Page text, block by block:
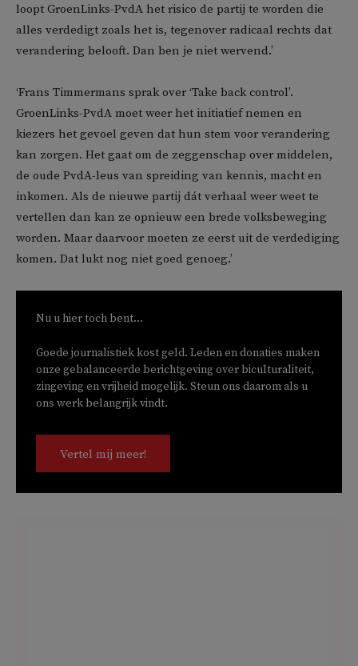
loopt GroenLinks-PvdA het risico de partij te worden die
alles verdedigt zoals het is, tegenover radicaal rechts dat
verandering belooft. Dan ben je niet wervend.’
‘Frans Timmermans sprak over ‘Take back control’.
GroenLinks-PvdA moet weer het initiatief nemen en
kiezers het gevoel geven dat hun stem voor verandering
kan zorgen. Het gaat om de zeggenschap over middelen,
de oude PvdA-leus van spreiding van kennis, macht en
inkomen. Als de nieuwe partij dát verhaal weer weet te
vertellen dan kan ze opnieuw een brede volksbeweging
worden. Maar daarvoor moeten ze eerst uit de verdediging
komen. Dat lukt nog niet goed genoeg.’
Nu u hier toch bent...
Goede journalistiek kost geld. Leden en donaties maken
onze gebalanceerde berichtgeving over biculturaliteit,
zingeving en vrijheid mogelijk. Steun ons daarom als u
ons werk belangrijk vindt.
Vertel mij meer!